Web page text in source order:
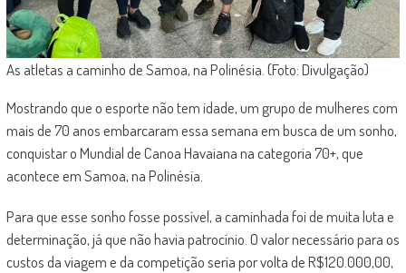
As atletas a caminho de Samoa, na Polinésia. (Foto: Divulgação)
Mostrando que o esporte não tem idade, um grupo de mulheres com
mais de 70 anos embarcaram essa semana em busca de um sonho,
conquistar o Mundial de Canoa Havaiana na categoria 70+, que
acontece em Samoa, na Polinésia.
Para que esse sonho fosse possível, a caminhada foi de muita luta e
determinação, já que não havia patrocínio. O valor necessário para os
custos da viagem e da competição seria por volta de R$120.000,00,